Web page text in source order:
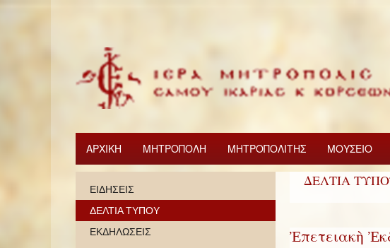
ΑΡΧΙΚΗ ΜΗΤΡΟΠΟΛΗ ΜΗΤΡΟΠΟΛΙΤΗΣ ΜΟΥΣΕΙΟ
ΔΕΛΤΙΑ
Ἐπετειακὴ
ΕΙΔΗΣΕΙΣ
ΔΕΛΤΙΑ ΤΥΠΟΥ
ΕΚΔΗΛΩΣΕΙΣ